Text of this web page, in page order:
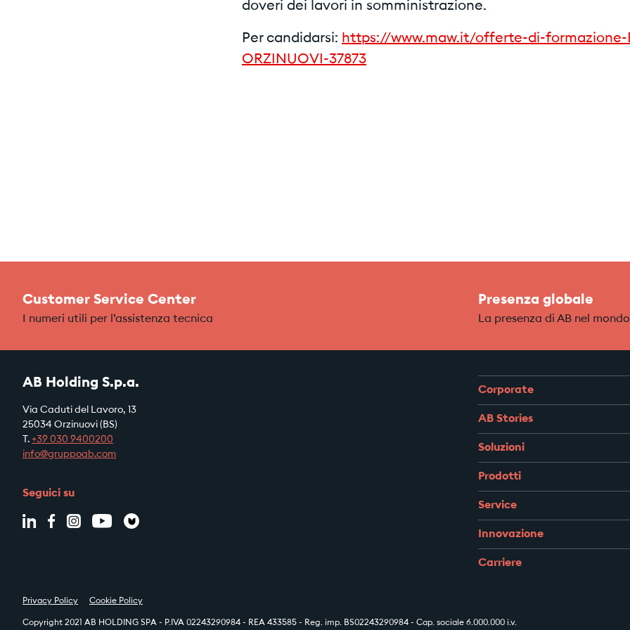
doveri dei lavori in somministrazione.
Per candidarsi: https://www.maw.it/offerte-di-formazione-
ORZINUOVI-37873
Customer Service Center
I numeri utili per l’assistenza tecnica
Presenza globale
La presenza di AB nel mondo
AB Holding S.p.a.
Via Caduti del Lavoro, 13
25034 Orzinuovi (BS)
T. +39 030 9400200
info@gruppoab.com
Seguici su
Corporate
AB Stories
Soluzioni
Prodotti
Service
Innovazione
Carriere
Privacy Policy Cookie Policy
Copyright 2021 AB HOLDING SPA - P.IVA 02243290984 - REA 433585 - Reg. imp. BS02243290984 - Cap. sociale 6.000.000 i.v.